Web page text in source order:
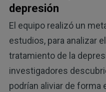
depresión
El equipo realizó un
estudios, para analizar
tratamiento de la
investigadores
podrían aliviar de